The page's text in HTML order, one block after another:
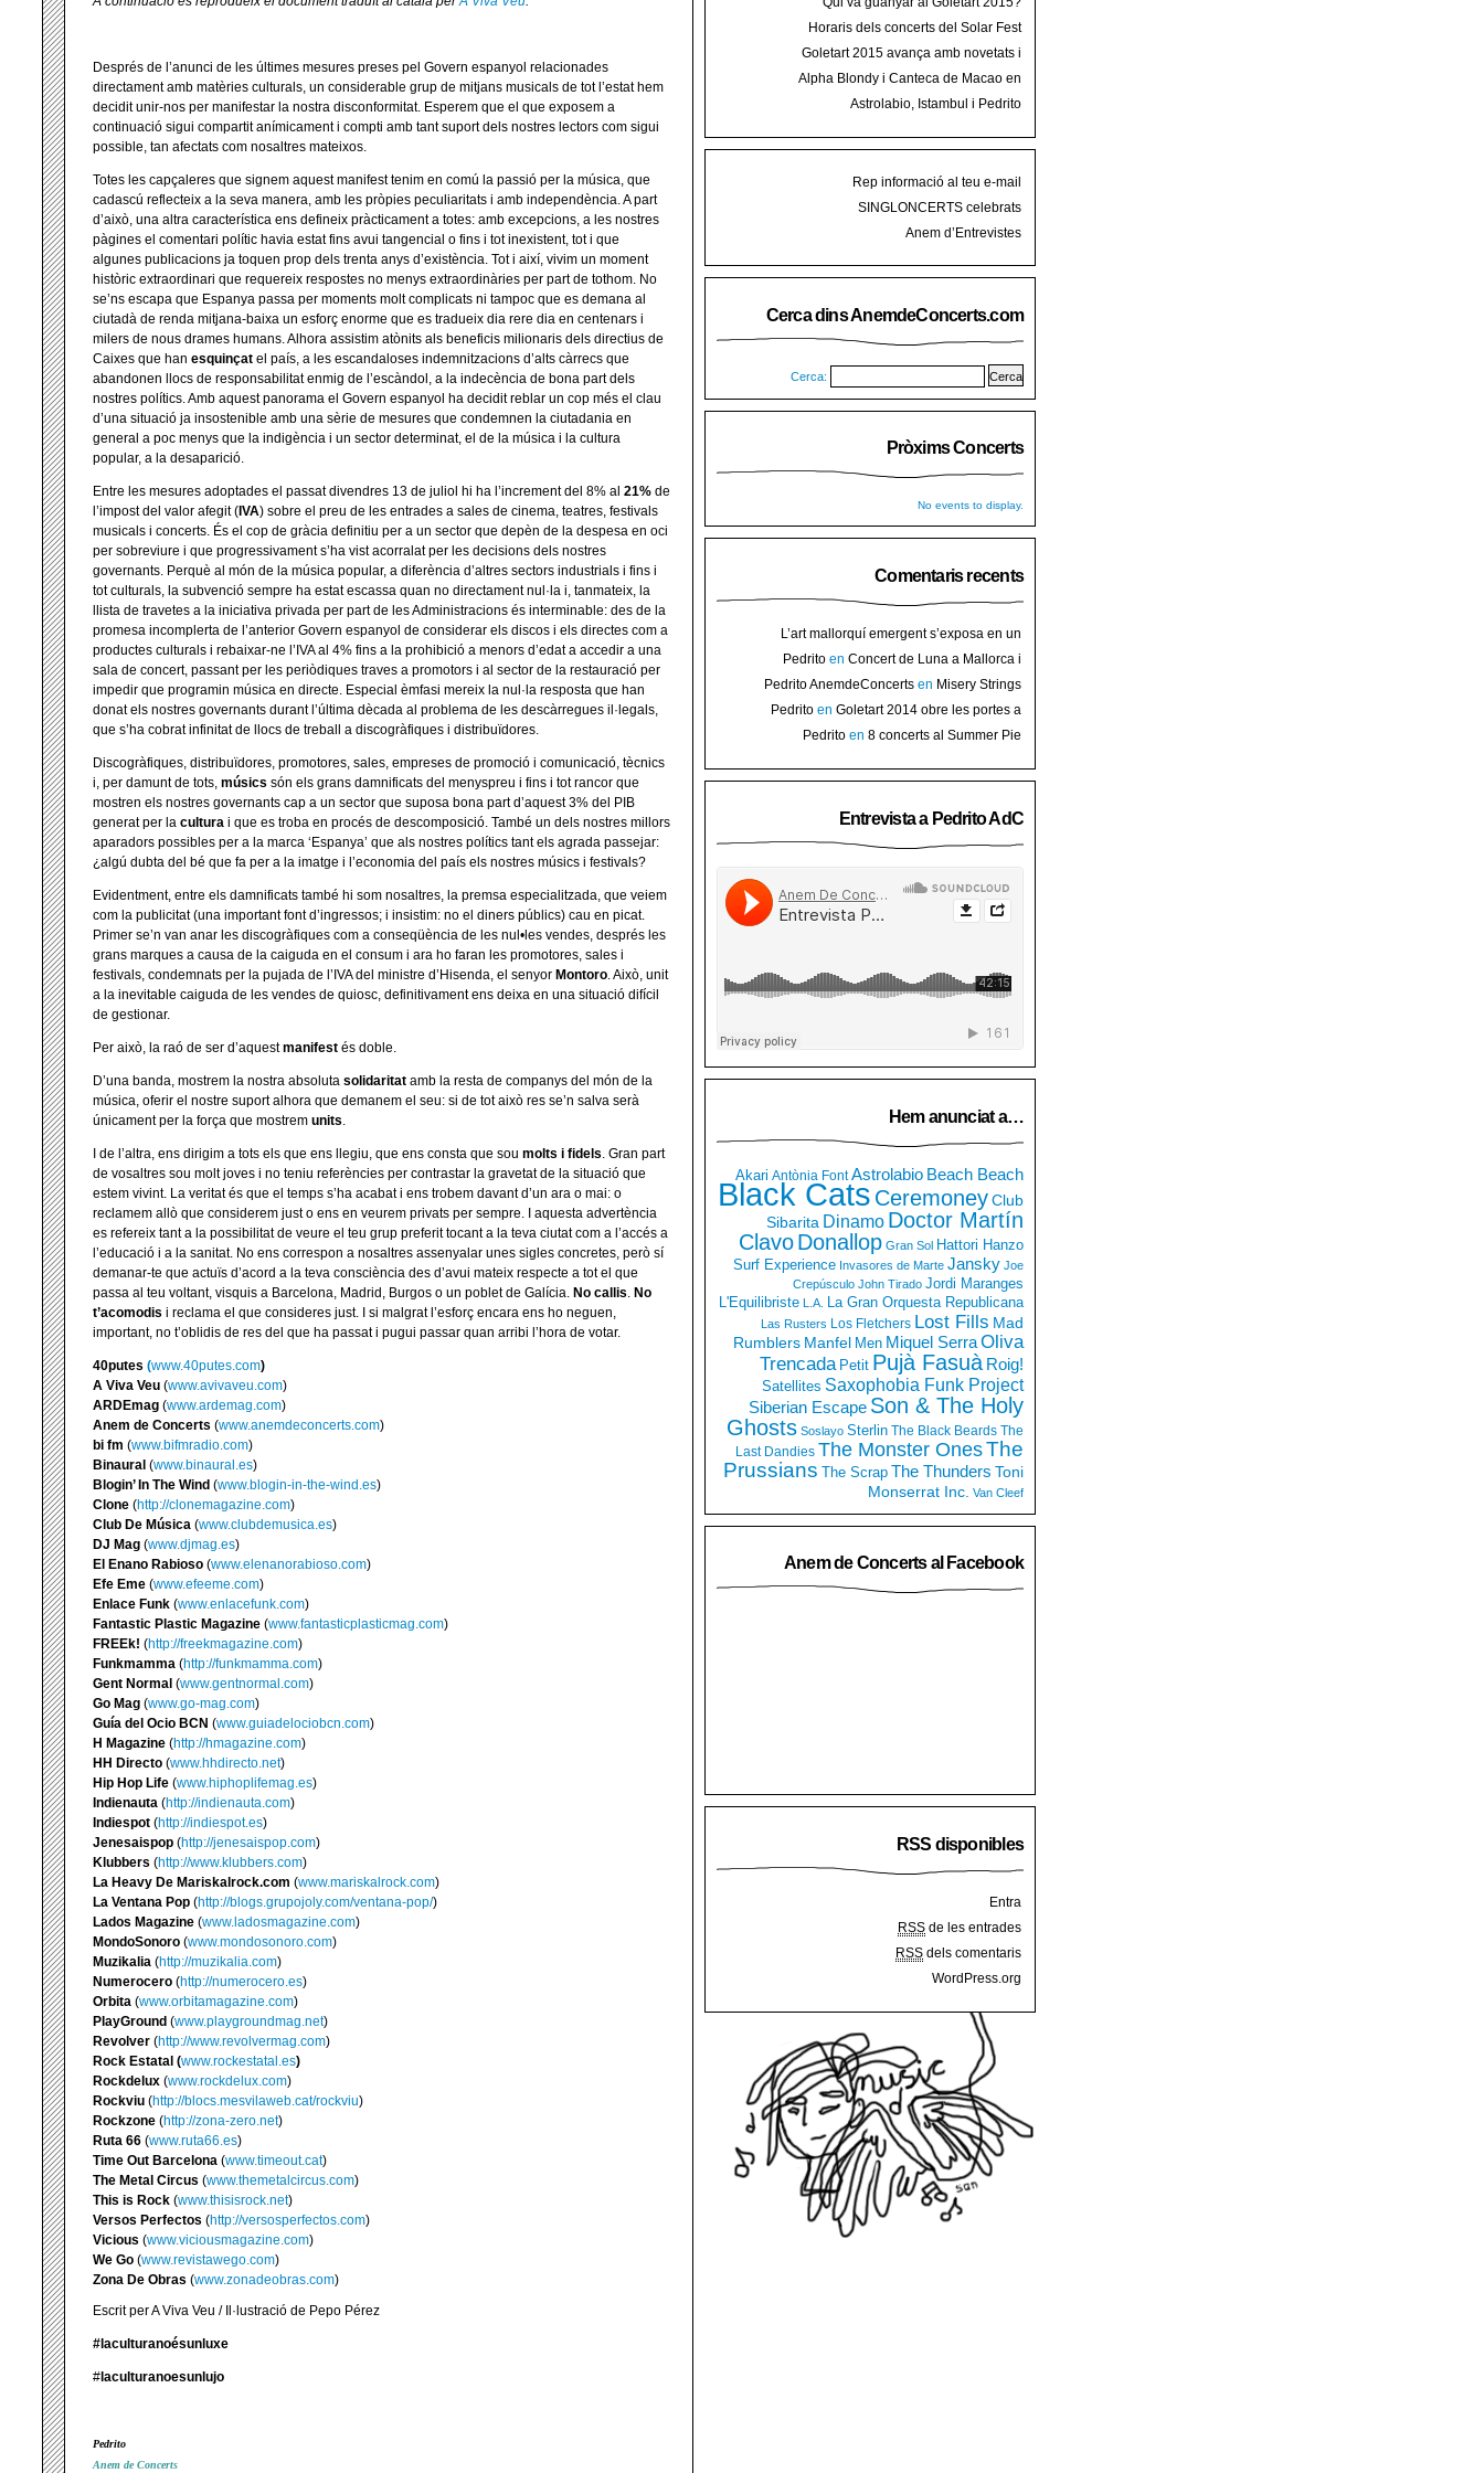
Després de l’anunci de les últimes mesures preses pel Govern espanyol relacionades
directament amb matèries culturals, un considerable grup de mitjans musicals de tot l’estat hem
decidit unir-nos per manifestar la nostra disconformitat. Esperem que el que exposem a
continuació sigui compartit anímicament i compti amb tant suport dels nostres lectors com sigui
possible, tan afectats com nosaltres mateixos.
Totes les capçaleres que signem aquest manifest tenim en comú la passió per la música, que
cadascú reflecteix a la seva manera, amb les pròpies peculiaritats i amb independència. A part
d’això, una altra característica ens defineix pràcticament a totes: amb excepcions, a les nostres
pàgines el comentari polític havia estat fins avui tangencial o fins i tot inexistent, tot i que
algunes publicacions ja toquen prop dels trenta anys d’existència. Tot i així, vivim un moment
històric extraordinari que requereix respostes no menys extraordinàries per part de tothom. No
se’ns escapa que Espanya passa per moments molt complicats ni tampoc que es demana al
ciutadà de renda mitjana-baixa un esforç enorme que es tradueix dia rere dia en centenars i
milers de nous drames humans. Alhora assistim atònits als beneficis milionaris dels directius de
Caixes que han esquinçat el país, a les escandaloses indemnitzacions d’alts càrrecs que
abandonen llocs de responsabilitat enmig de l’escàndol, a la indecència de bona part dels
nostres polítics. Amb aquest panorama el Govern espanyol ha decidit reblar un cop més el clau
d’una situació ja insostenible amb una sèrie de mesures que condemnen la ciutadania en
general a poc menys que la indigència i un sector determinat, el de la música i la cultura
popular, a la desaparició.
Entre les mesures adoptades el passat divendres 13 de juliol hi ha l’increment del 8% al 21% de
l’impost del valor afegit ( IVA) sobre el preu de les entrades a sales de cinema, teatres, festivals
musicals i concerts. És el cop de gràcia definitiu per a un sector que depèn de la despesa en oci
per sobreviure i que progressivament s’ha vist acorralat per les decisions dels nostres
governants. Perquè al món de la música popular, a diferència d’altres sectors industrials i fins i
tot culturals, la subvenció sempre ha estat escassa quan no directament nul·la i, tanmateix, la
llista de travetes a la iniciativa privada per part de les Administracions és interminable: des de la
promesa incomplerta de l’anterior Govern espanyol de considerar els discos i els directes com a
productes culturals i rebaixar-ne l’IVA al 4% fins a la prohibició a menors d’edat a accedir a una
sala de concert, passant per les periòdiques traves a promotors i al sector de la restauració per
impedir que programin música en directe. Especial èmfasi mereix la nul·la resposta que han
donat els nostres governants durant l’última dècada al problema de les descàrregues il·legals,
que s’ha cobrat infinitat de llocs de treball a discogràfiques i distribuïdores.
Discogràfiques, distribuïdores, promotores, sales, empreses de promoció i comunicació, tècnics
i, per damunt de tots, músics són els grans damnificats del menyspreu i fins i tot rancor que
mostren els nostres governants cap a un sector que suposa bona part d’aquest 3% del PIB
generat per la cultura i que es troba en procés de descomposició. També un dels nostres millors
aparadors possibles per a la marca ‘Espanya’ que als nostres polítics tant els agrada passejar:
¿algú dubta del bé que fa per a la imatge i l’economia del país els nostres músics i festivals?
Evidentment, entre els damnificats també hi som nosaltres, la premsa especialitzada, que veiem
com la publicitat (una important font d’ingressos; i insistim: no el diners públics) cau en picat.
Primer se’n van anar les discogràfiques com a conseqüència de les nul•les vendes, després les
grans marques a causa de la caiguda en el consum i ara ho faran les promotores, sales i
festivals, condemnats per la pujada de l’IVA del ministre d’Hisenda, el senyor Montoro. Això, unit
a la inevitable caiguda de les vendes de quiosc, definitivament ens deixa en una situació difícil
de gestionar.
Per això, la raó de ser d’aquestmanifest és doble.
D’una banda, mostrem la nostra absoluta solidaritat amb la resta de companys del món de la
música, oferir el nostre suport alhora que demanem el seu: si de tot això res se’n salva serà
únicament per la força que mostrem units.
I de l’altra, ens dirigim a tots els que ens llegiu, que ens consta que sou molts i fidels. Gran part
de vosaltres sou molt joves i no teniu referències per contrastar la gravetat de la situació que
estem vivint. La veritat és que el temps s’ha acabat i ens trobem davant d’un ara o mai: o
reclamem allò que considerem just o ens en veurem privats per sempre. I aquesta advertència
es refereix tant a la possibilitat de veure el teu grup preferit tocant a la teva ciutat com a l’accés a
l’educació i a la sanitat. No ens correspon a nosaltres assenyalar unes sigles concretes, però sí
demanar-te que actuïs d’acord a la teva consciència des d’avui mateix respecte a tot el que
passa al teu voltant, visquis a Barcelona, Madrid, Burgos o un poblet de Galícia. No callis. No
t’acomodis i reclama el que consideres just. I si malgrat l’esforç encara ens ho neguen,
important, no t’oblidis de res del que ha passat i pugui passar quan arribi l’hora de votar.
40putes (www.40putes.com)
A Viva Veu (www.avivaveu.com)
ARDEmag (www.ardemag.com)
Anem de Concerts (www.anemdeconcerts.com)
bi fm (www.bifmradio.com)
Binaural (www.binaural.es)
Blogin’ In The Wind (www.blogin-in-the-wind.es)
Clone (http://clonemagazine.com)
Club De Música (www.clubdemusica.es)
DJ Mag (www.djmag.es)
El Enano Rabioso (www.elenanorabioso.com)
Efe Eme (www.efeeme.com)
Enlace Funk (www.enlacefunk.com)
Fantastic Plastic Magazine (www.fantasticplasticmag.com)
FREEk! (http://freekmagazine.com)
Funkmamma (http://funkmamma.com)
Gent Normal (www.gentnormal.com)
Go Mag (www.go-mag.com)
Guía del Ocio BCN (www.guiadelociobcn.com)
H Magazine (http://hmagazine.com)
HH Directo (www.hhdirecto.net)
Hip Hop Life (www.hiphoplifemag.es)
Indienauta (http://indienauta.com)
Indiespot (http://indiespot.es)
Jenesaispop (http://jenesaispop.com)
Klubbers (http://www.klubbers.com)
La Heavy De Mariskalrock.com (www.mariskalrock.com)
La Ventana Pop (http://blogs.grupojoly.com/ventana-pop/)
Lados Magazine (www.ladosmagazine.com)
MondoSonoro (www.mondosonoro.com)
Muzikalia (http://muzikalia.com)
Numerocero (http://numerocero.es)
Orbita (www.orbitamagazine.com)
PlayGround (www.playgroundmag.net)
Revolver (http://www.revolvermag.com)
Rock Estatal (www.rockestatal.es)
Rockdelux (www.rockdelux.com)
Rockviu (http://blocs.mesvilaweb.cat/rockviu)
Rockzone (http://zona-zero.net)
Ruta 66 (www.ruta66.es)
Time Out Barcelona (www.timeout.cat)
The Metal Circus (www.themetalcircus.com)
This is Rock (www.thisisrock.net)
Versos Perfectos (http://versosperfectos.com)
Vicious (www.viciousmagazine.com)
We Go (www.revistawego.com)
Zona De Obras (www.zonadeobras.com)
Escrit per A Viva Veu / Il·lustració de Pepo Pérez
#laculturanoésunluxe
# laculturanoesunlujo
Pedrito
Anem de Concerts
Horaris dels concerts del Solar Fest
2015 a Mallorca
Goletart 2015 avança amb novetats i
encetarà la LI Festa des Vermar amb art
Alpha Blondy i Canteca de Macao en
concert al Mallorca Roots Festival
Astrolabio, Istambul i Pedrito
Rep informació al teu e-mail
SINGLONCERTS celebrats
Anem d’Entrevistes
Cerca dins AnemdeConcerts.com
Cerca:
Pròxims Concerts
No events to display.
Comentaris recents
L’art mallorquí emergent s’exposa en un
carrer de Binissalem ⋆ Noticias de hoy
en
Binissalem
Pedrito en Concert de Luna a Mallorca i
sorteig d’entrades
Pedrito AnemdeConcerts en Misery Strings
presenten nou disc al Teatre Mar i Terra de
Pedrito en Goletart 2014 obre les portes a
l’art de Binissalem
Pedrito en 8 concerts al Summer Pie
Entrevista a Pedrito AdC
Hem anunciat a…
Akari Antònia Font Astrolabio Beach Beach
Black Cats CeremoneyClub
Sibarita Dinamo Doctor Martín
ClavoDonallop Gran Sol Hattori Hanzo
Surf Experience Invasores de Marte Jansky Joe
Crepúsculo John Tirado Jordi Maranges
L'Equilibriste L.A. La Gran Orquesta Republicana
Las Rusters Los Fletchers Lost Fills Mad
Rumblers Manfel Men Miquel SerraOliva
Trencada Petit Pujà Fasuà Roig!
Satellites Saxophobia Funk Project
Siberian Escape Son & The Holy
Ghosts Soslayo Sterlin The Black Beards The
Last Dandies The Monster OnesThe
Prussians The Scrap The Thunders Toni
Monserrat Inc. Van Cleef
Anem de Concerts al Facebook
RSS disponibles
Entra
RSS de les entrades
RSS dels comentaris
WordPress.org